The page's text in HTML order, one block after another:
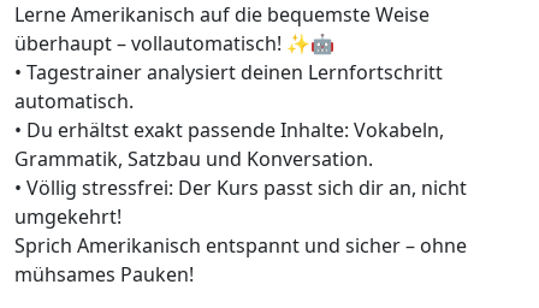
Lerne Amerikanisch auf die bequemste Weise
überhaupt – vollautomatisch! ✨🤖
• Tagestrainer analysiert deinen Lernfortschritt
automatisch.
• Du erhältst exakt passende Inhalte: Vokabeln,
Grammatik, Satzbau und Konversation.
• Völlig stressfrei: Der Kurs passt sich dir an, nicht
umgekehrt!
Sprich Amerikanisch entspannt und sicher – ohne
mühsames Pauken!